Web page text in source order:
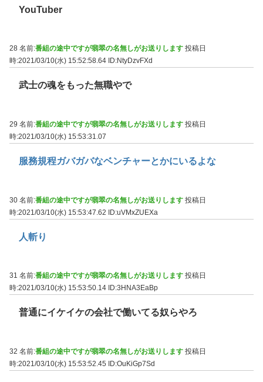
YouTuber
28 名前:番組の途中ですが翡翠の名無しがお送りします 投稿日
時:2021/03/10(水) 15:52:58.64 ID:NtyDzvFXd
武士の魂をもった無職やで
29 名前:番組の途中ですが翡翠の名無しがお送りします 投稿日
時:2021/03/10(水) 15:53:31.07
服務規程ガバガバなベンチャーとかにいるよな
30 名前:番組の途中ですが翡翠の名無しがお送りします 投稿日
時:2021/03/10(水) 15:53:47.62 ID:uVMxZUEXa
人斬り
31 名前:番組の途中ですが翡翠の名無しがお送りします 投稿日
時:2021/03/10(水) 15:53:50.14 ID:3HNA3EaBp
普通にイケイケの会社で働いてる奴らやろ
32 名前:番組の途中ですが翡翠の名無しがお送りします 投稿日
時:2021/03/10(水) 15:53:52.45 ID:OuKiGp7Sd